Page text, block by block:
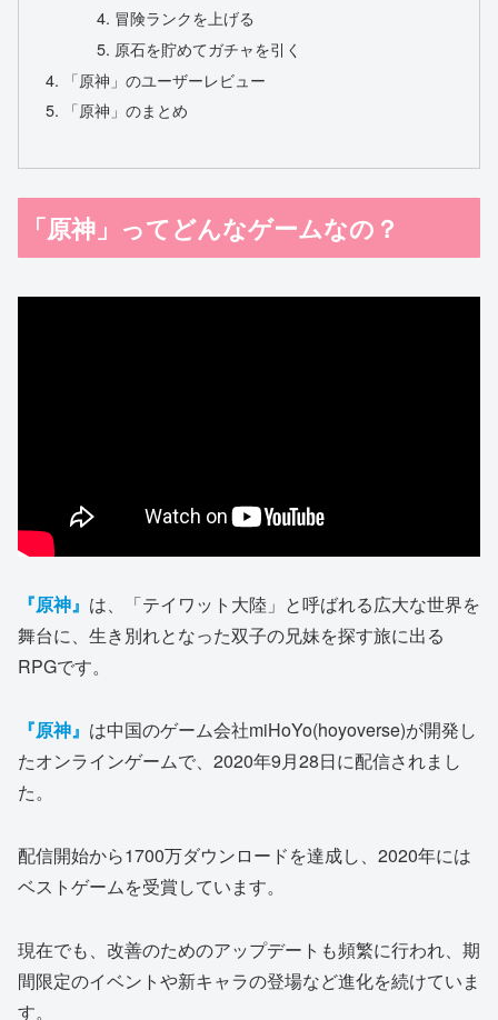
冒険ランクを上げる
原石を貯めてガチャを引く
「原神」のユーザーレビュー
「原神」のまとめ
「原神」ってどんなゲームなの？
『原神』 は、「テイワット大陸」と呼ばれる広大な世界を
舞台に、生き別れとなった双子の兄妹を探す旅に出る
RPGです。
『原神』 は中国のゲーム会社miHoYo(hoyoverse)が開発し
たオンラインゲームで、2020年9月28日に配信されまし
た。
配信開始から1700万ダウンロードを達成し、2020年には
ベストゲームを受賞しています。
現在でも、改善のためのアップデートも頻繁に行われ、期
間限定のイベントや新キャラの登場など進化を続けていま
す。